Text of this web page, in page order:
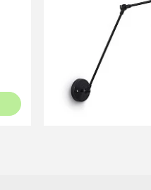
Настенный
Odine черный